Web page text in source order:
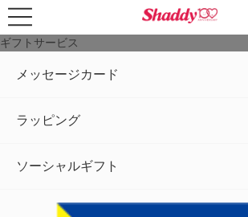
ギフトサービス
メッセージカード
ラッピング
ソーシャルギフト